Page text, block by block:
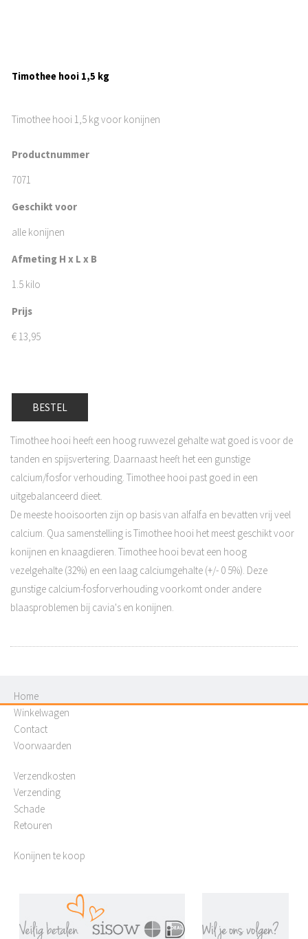
Timothee hooi 1,5 kg
Timothee hooi 1,5 kg voor konijnen
Productnummer
7071
Geschikt voor
alle konijnen
Afmeting H x L x B
1.5 kilo
Prijs
€ 13,95
BESTEL
Timothee hooi heeft een hoog ruwvezel gehalte wat goed is voor de
tanden en spijsvertering. Daarnaast heeft het een gunstige
calcium/fosfor verhouding. Timothee hooi past goed in een
uitgebalanceerd dieet.
De meeste hooisoorten zijn op basis van alfalfa en bevatten vrij veel
calcium. Qua samenstelling is Timothee hooi het meest geschikt voor
konijnen en knaagdieren. Timothee hooi bevat een hoog
vezelgehalte (32%) en een laag calciumgehalte (+/- 0 5%). Deze
gunstige calcium-fosforverhouding voorkomt onder andere
blaasproblemen bij cavia's en konijnen.
Home
Winkelwagen
Contact
Voorwaarden
Verzendkosten
Verzending
Schade
Retouren
Konijnen te koop